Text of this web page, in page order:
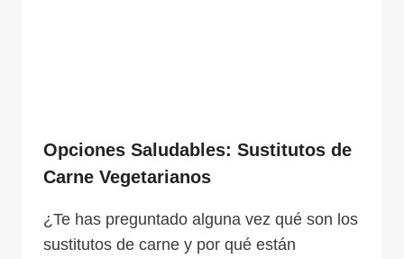
Opciones Saludables: Sustitutos de
Carne Vegetarianos
¿Te has preguntado alguna vez qué son los
sustitutos de carne y por qué están